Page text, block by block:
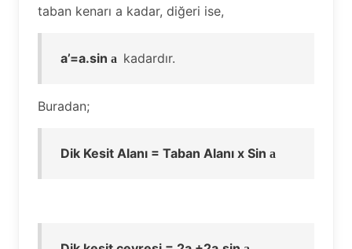
taban kenarı a kadar, diğeri ise,
a’=a.sin a kadardır.
Buradan;
Dik Kesit Alanı = Taban Alanı x Sin a